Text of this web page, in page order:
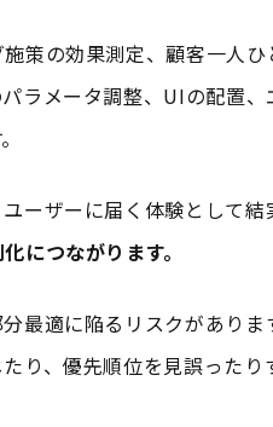
策の効果測定、顧客一人
ラメータ調整、UIの配置、
ーザーに届く体験として結
につながります。
最適に陥るリスクがありま
り、優先順位を見誤ったり